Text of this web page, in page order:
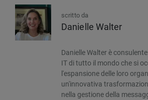
scritto da
Danielle Walter
Danielle Walter è
IT di tutto il mondo che si
l'espansione delle loro
un'innovativa
nella gestione della